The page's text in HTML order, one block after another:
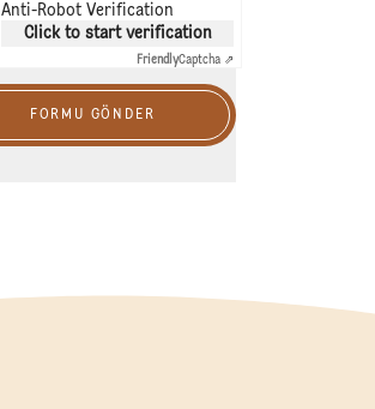
Anti-Robot Verification
Click to start verification
FriendlyCaptcha ⇗
FORMU GÖNDER